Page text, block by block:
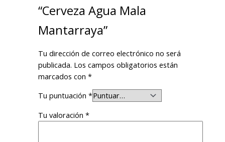
“Cerveza Agua Mala
Mantarraya”
Tu dirección de correo electrónico no será
publicada. Los campos obligatorios están
marcados con*
Tu puntuación*
Tu valoración*